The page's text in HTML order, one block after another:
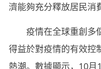
濟能夠充分釋放居民消
疫情在全球重創多個
得益於對疫情的有效控
熱潮。數據顯示，10月